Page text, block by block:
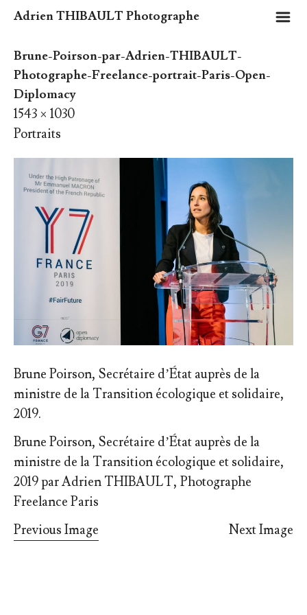
Adrien THIBAULT Photographe m
Brune-Poirson-par-Adrien-THIBAULT-
Photographe-Freelance-portrait-Paris-Open-
Diplomacy
1543 × 1030
Portraits
Brune Poirson, Secrétaire d’État auprès de la
ministre de la Transition écologique et solidaire,
2019.
Brune Poirson, Secrétaire d’État auprès de la
ministre de la Transition écologique et solidaire,
2019 par Adrien THIBAULT, Photographe
Freelance Paris
Previous Image
Next Image